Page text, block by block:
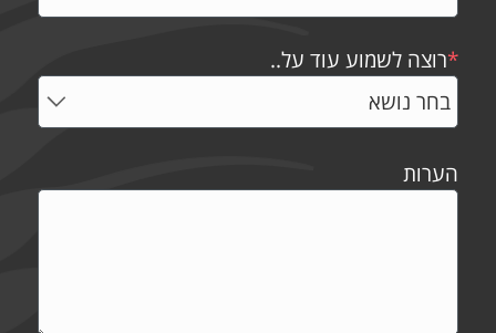
*רוצה לשמוע עוד על..
הערות